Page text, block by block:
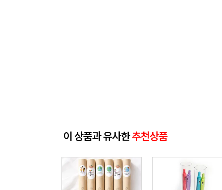
이 상품과 유사한추천상품